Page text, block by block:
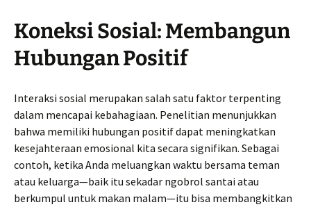
Koneksi Sosial: Membangun
Hubungan Positif
Interaksi sosial merupakan salah satu faktor terpenting
dalam mencapai kebahagiaan. Penelitian menunjukkan
bahwa memiliki hubungan positif dapat meningkatkan
kesejahteraan emosional kita secara signifikan. Sebagai
contoh, ketika Anda meluangkan waktu bersama teman
atau keluarga—baik itu sekadar ngobrol santai atau
berkumpul untuk makan malam—itu bisa membangkitkan